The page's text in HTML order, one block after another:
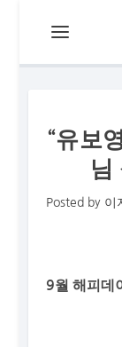
“유보
님
Posted by 이
9월 해피데